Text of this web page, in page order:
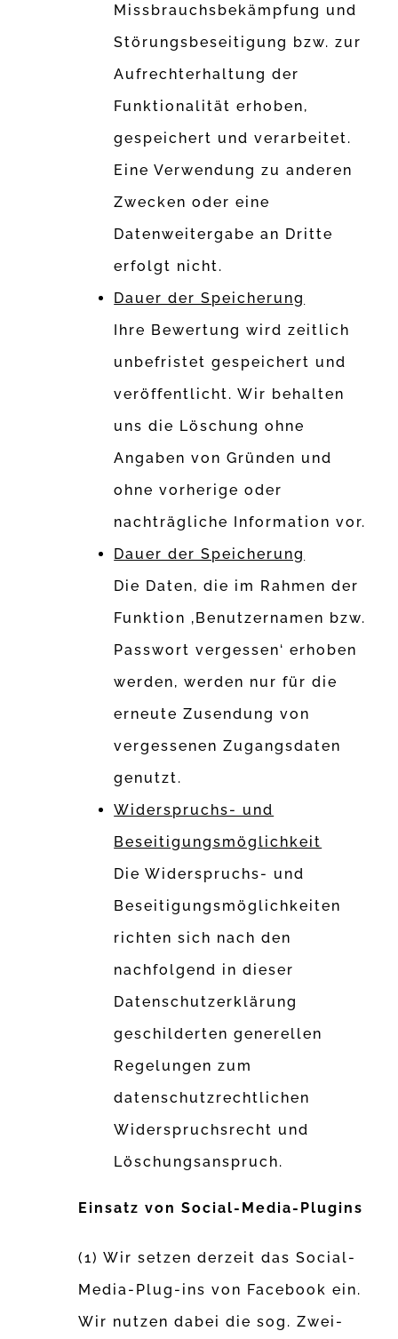
Missbrauchsbekämpfung und
Störungsbeseitigung bzw. zur
Aufrechterhaltung der
Funktionalität erhoben,
gespeichert und verarbeitet.
Eine Verwendung zu anderen
Zwecken oder eine
Datenweitergabe an Dritte
erfolgt nicht.
Dauer der Speicherung
Ihre Bewertung wird zeitlich
unbefristet gespeichert und
veröffentlicht. Wir behalten
uns die Löschung ohne
Angaben von Gründen und
ohne vorherige oder
nachträgliche Information vor.
Dauer der Speicherung
Die Daten, die im Rahmen der
Funktion ‚Benutzernamen bzw.
Passwort vergessen‘ erhoben
werden, werden nur für die
erneute Zusendung von
vergessenen Zugangsdaten
genutzt.
Widerspruchs- und
Beseitigungsmöglichkeit
Die Widerspruchs- und
Beseitigungsmöglichkeiten
richten sich nach den
nachfolgend in dieser
Datenschutzerklärung
geschilderten generellen
Regelungen zum
datenschutzrechtlichen
Widerspruchsrecht und
Löschungsanspruch.
Einsatz von Social-Media-Plugins
(1) Wir setzen derzeit das Social-
Media-Plug-ins von Facebook ein.
Wir nutzen dabei die sog. Zwei-